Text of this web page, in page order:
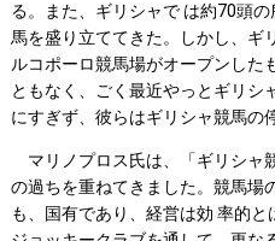
る。また、ギリシャで は約70頭
馬を盛り立ててきた。しかし、ギ
ルコポーロ競馬場がオープンした
ともなく、ごく最近やっとギリシ
にすぎず、彼らはギリシャ競馬の
マリノプロス氏は、「ギリシャ
の過ちを重ねてきました。競馬場
も、国有であり、経営は効 率的